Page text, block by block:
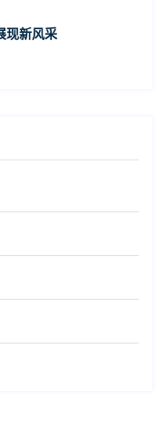
现新风采